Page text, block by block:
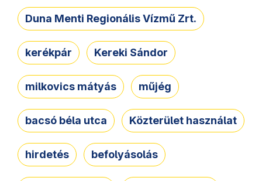
Duna Menti Regionális Vízmű Zrt.
kerékpár Kereki Sándor
milkovics mátyás műjég
bacsó béla utca Közterület használat
hirdetés befolyásolás